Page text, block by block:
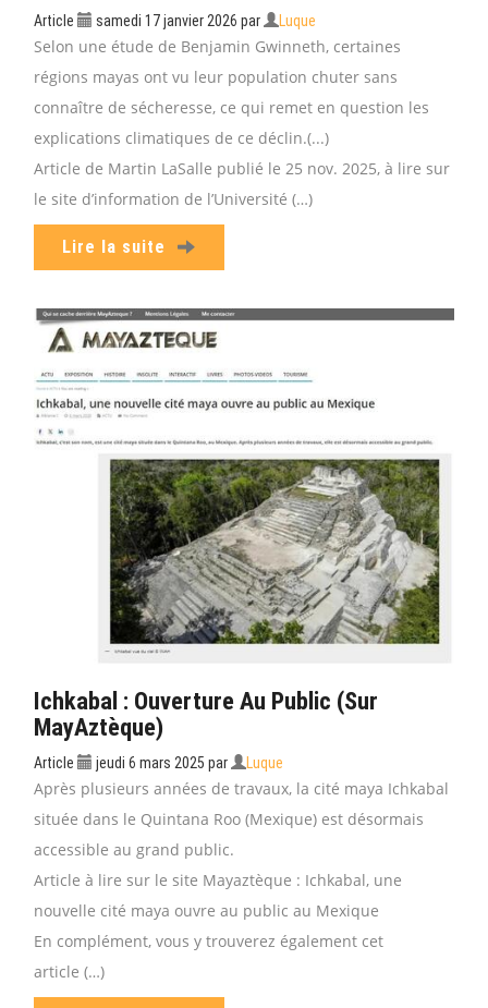
Article samedi 17 janvier 2026 par Luque
Selon une étude de Benjamin Gwinneth, certaines
régions mayas ont vu leur population chuter sans
connaître de sécheresse, ce qui remet en question les
explications climatiques de ce déclin.(...)
Article de Martin LaSalle publié le 25 nov. 2025, à lire sur
le site d’information de l’Université (…)
Lire la suite
Ichkabal : Ouverture Au Public (sur
MayAztèque)
Article jeudi 6 mars 2025 par Luque
Après plusieurs années de travaux, la cité maya Ichkabal
située dans le Quintana Roo (Mexique) est désormais
accessible au grand public.
Article à lire sur le site Mayaztèque : Ichkabal, une
nouvelle cité maya ouvre au public au Mexique
En complément, vous y trouverez également cet
article (…)